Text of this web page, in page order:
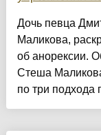
Дочь певца
Маликова,
об анорексии.
Стеша
по три подхода